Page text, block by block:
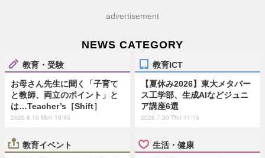
advertisement
NEWS CATEGORY
教育・受験
お母さん先生に聞く「子育て
と教師、両立のポイント」と
は…Teacher’s［Shift］
2026.8.10 Mon 19:45
教育ICT
【夏休み2026】東大メタバー
ス工学部、生成AIなどジュニ
ア講座6選
2026.7.30 Thu 11:15
教育イベント 生活・健康